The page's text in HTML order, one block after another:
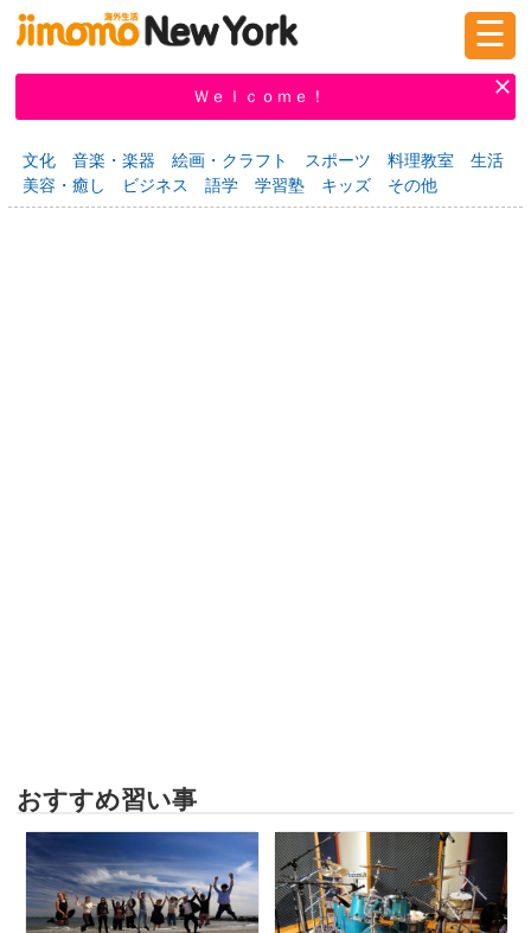
掲示板 タウン情報 教えて！
☰
Ｗｅｌｃｏｍｅ！
文化 音楽・楽器 絵画・クラフト スポーツ 料理教室
生活
美容・癒し
ビジネス 語学 学習塾 キッズ その他
おすすめ習い事